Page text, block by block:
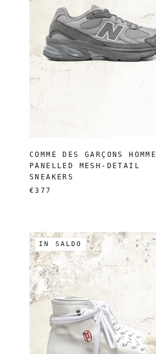
COMME DES GARÇONS HOMME
PANELLED MESH-DETAIL
SNEAKERS
€377
IN SALDO